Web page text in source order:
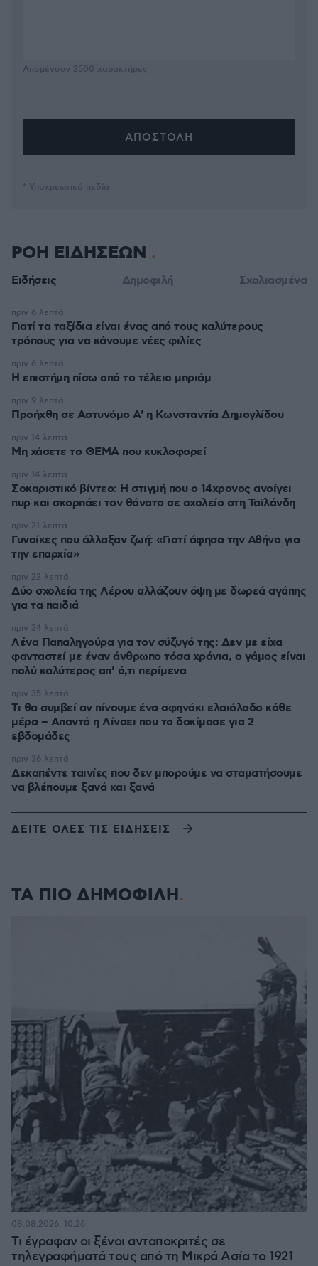
Απομένουν 2500 χαρακτήρες
* Υποχρεωτικά πεδία
ΡΟΗ ΕΙΔΗΣΕΩΝ
Ειδήσεις Δημοφιλή Σχολιασμένα
Γιατί τα ταξίδια είναι ένας από τους καλύτερους
τρόπους για να κάνουμε νέες φιλίες
πριν 6 λεπτά
Η επιστήμη πίσω από το τέλειο μπριάμ
πριν 6 λεπτά
Προήχθη σε Αστυνόμο Α' η Κωνσταντία Δημογλίδου
πριν 9 λεπτά
Μη χάσετε το ΘΕΜΑ που κυκλοφορεί
πριν 14 λεπτά
Σοκαριστικό βίντεο: Η στιγμή που ο 14χρονος ανοίγει
πυρ και σκορπάει τον θάνατο σε σχολείο στη Ταϊλάνδη
πριν 14 λεπτά
Γυναίκες που άλλαξαν ζωή: «Γιατί άφησα την Αθήνα για
την επαρχία»
πριν 21 λεπτά
Δύο σχολεία της Λέρου αλλάζουν όψη με δωρεά αγάπης
για τα παιδιά
πριν 22 λεπτά
Λένα Παπαληγούρα για τον σύζυγό της: Δεν με είχα
φανταστεί με έναν άνθρωπο τόσα χρόνια, ο γάμος είναι
πολύ καλύτερος απ’ ό,τι περίμενα
πριν 34 λεπτά
Τι θα συμβεί αν πίνουμε ένα σφηνάκι ελαιόλαδο κάθε
μέρα – Απαντά η Λίνσει που το δοκίμασε για 2
εβδομάδες
πριν 35 λεπτά
Δεκαπέντε ταινίες που δεν μπορούμε να σταματήσουμε
να βλέπουμε ξανά και ξανά
πριν 36 λεπτά
ΔΕΙΤΕ ΟΛΕΣ ΤΙΣ ΕΙΔΗΣΕΙΣ
ΤΑ ΠΙΟ ΔΗΜΟΦΙΛΗ
Τι έγραφαν οι ξένοι ανταποκριτές σε
τηλεγραφήματά τους από τη Μικρά Ασία το 1921
08.08.2026, 10:26